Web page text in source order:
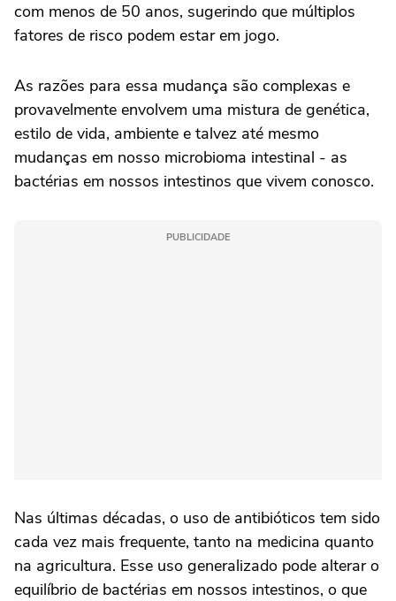
com menos de 50 anos, sugerindo que múltiplos
fatores de risco podem estar em jogo.
As razões para essa mudança são complexas e
provavelmente envolvem uma mistura de genética,
estilo de vida, ambiente e talvez até mesmo
mudanças em nosso microbioma intestinal - as
bactérias em nossos intestinos que vivem conosco.
PUBLICIDADE
Nas últimas décadas, o uso de antibióticos tem sido
cada vez mais frequente, tanto na medicina quanto
na agricultura. Esse uso generalizado pode alterar o
equilíbrio de bactérias em nossos intestinos, o que